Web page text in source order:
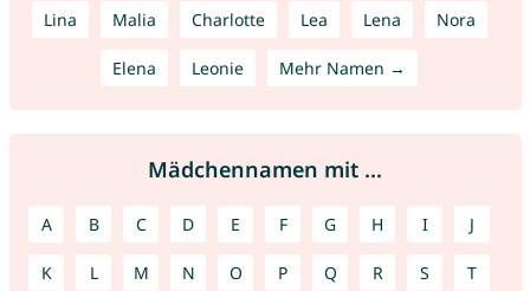
Lina Malia Charlotte Lea Lena Nora
Elena Leonie Mehr Namen →
Mädchennamen mit ...
A B C D E F G H I J
K L M N O P Q R S T